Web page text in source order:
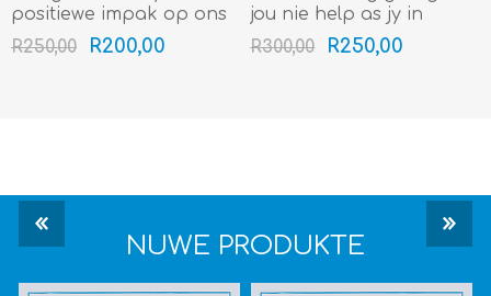
positiewe impak op ons
lewens (Gr 4-7) (4min+)
R250,00 R200,00
jou nie help as jy in
Egipte se piramides
verdwaal nie (Gr 8-12)
R300,00 R250,00
NUWE PRODUKTE